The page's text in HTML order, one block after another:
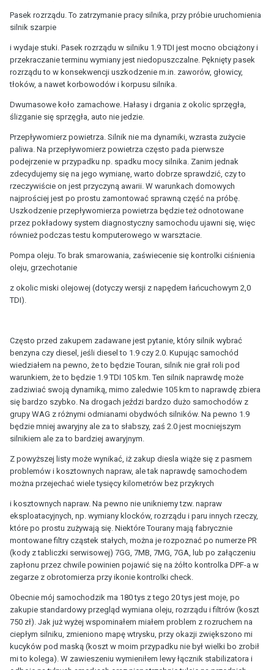
Pasek rozrządu. To zatrzymanie pracy silnika, przy próbie uruchomienia
silnik szarpie
i wydaje stuki. Pasek rozrządu w silniku 1.9 TDI jest mocno obciążony i
przekraczanie terminu wymiany jest niedopuszczalne. Pęknięty pasek
rozrządu to w konsekwencji uszkodzenie m.in. zaworów, głowicy,
tłoków, a nawet korbowodów i korpusu silnika.
Dwumasowe koło zamachowe. Hałasy i drgania z okolic sprzęgła,
ślizganie się sprzęgła, auto nie jedzie.
Przepływomierz powietrza. Silnik nie ma dynamiki, wzrasta zużycie
paliwa. Na przepływomierz powietrza często pada pierwsze
podejrzenie w przypadku np. spadku mocy silnika. Zanim jednak
zdecydujemy się na jego wymianę, warto dobrze sprawdzić, czy to
rzeczywiście on jest przyczyną awarii. W warunkach domowych
najprościej jest po prostu zamontować sprawną część na próbę.
Uszkodzenie przepływomierza powietrza będzie też odnotowane
przez pokładowy system diagnostyczny samochodu ujawni się, więc
również podczas testu komputerowego w warsztacie.
Pompa oleju. To brak smarowania, zaświecenie się kontrolki ciśnienia
oleju, grzechotanie
z okolic miski olejowej (dotyczy wersji z napędem łańcuchowym 2,0
TDI).
Często przed zakupem zadawane jest pytanie, który silnik wybrać
benzyna czy diesel, jeśli diesel to 1.9 czy 2.0. Kupując samochód
wiedziałem na pewno, że to będzie Touran, silnik nie grał roli pod
warunkiem, że to będzie 1.9 TDI 105 km. Ten silnik naprawdę może
zadziwiać swoją dynamiką, mimo zaledwie 105 km to naprawdę zbiera
się bardzo szybko. Na drogach jeździ bardzo dużo samochodów z
grupy WAG z różnymi odmianami obydwóch silników. Na pewno 1.9
będzie mniej awaryjny ale za to słabszy, zaś 2.0 jest mocniejszym
silnikiem ale za to bardziej awaryjnym.
Z powyższej listy może wynikać, iż zakup diesla wiąże się z pasmem
problemów i kosztownych napraw, ale tak naprawdę samochodem
można przejechać wiele tysięcy kilometrów bez przykrych
i kosztownych napraw. Na pewno nie unikniemy tzw. napraw
eksploatacyjnych, np. wymiany klocków, rozrządu i paru innych rzeczy,
które po prostu zużywają się. Niektóre Tourany mają fabrycznie
montowane filtry cząstek stałych, można je rozpoznać po numerze PR
(kody z tabliczki serwisowej) 7GG, 7MB, 7MG, 7GA, lub po załączeniu
zapłonu przez chwile powinien pojawić się na żółto kontrolka DPF-a w
zegarze z obrotomierza przy ikonie kontrolki check.
Obecnie mój samochodzik ma 180 tys z tego 20 tys jest moje, po
zakupie standardowy przegląd wymiana oleju, rozrządu i filtrów (koszt
750 zł). Jak już wyżej wspominałem miałem problem z rozruchem na
ciepłym silniku, zmieniono mapę wtrysku, przy okazji zwiększono mi
kucyków pod maską (koszt w moim przypadku nie był wielki bo zrobił
mi to kolega). W zawieszeniu wymieniłem lewy łącznik stabilizatora i